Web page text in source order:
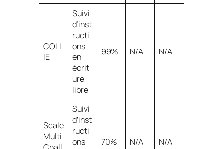
COLL
IE
Suivi
d’inst
ructi
ons
en
écrit
ure
libre
99% N/A N/A
Scale
Multi
Suivi
d’inst
ructi
ons
70% N/A N/A